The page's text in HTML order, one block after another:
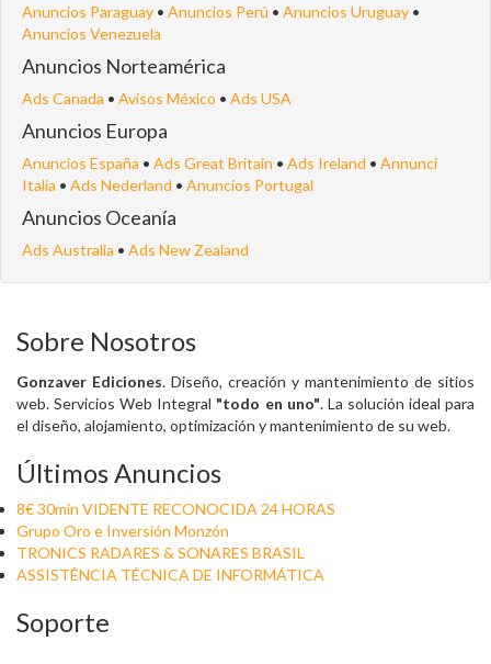
Anuncios Paraguay • Anuncios Perú • Anuncios Uruguay •
Anuncios Venezuela
Anuncios Norteamérica
Ads Canada • Avisos México • Ads USA
Anuncios Europa
Anuncios España • Ads Great Britain • Ads Ireland • Annunci
Italia • Ads Nederland • Anuncios Portugal
Anuncios Oceanía
Ads Australia • Ads New Zealand
Sobre Nosotros
Gonzaver Ediciones. Diseño, creación y mantenimiento de sitios
web. Servicios Web Integral "todo en uno". La solución ideal para
el diseño, alojamiento, optimización y mantenimiento de su web.
Últimos Anuncios
8€ 30min VIDENTE RECONOCIDA 24 HORAS
Grupo Oro e Inversión Monzón
TRONICS RADARES & SONARES BRASIL
ASSISTÊNCIA TÉCNICA DE INFORMÁTICA
Soporte